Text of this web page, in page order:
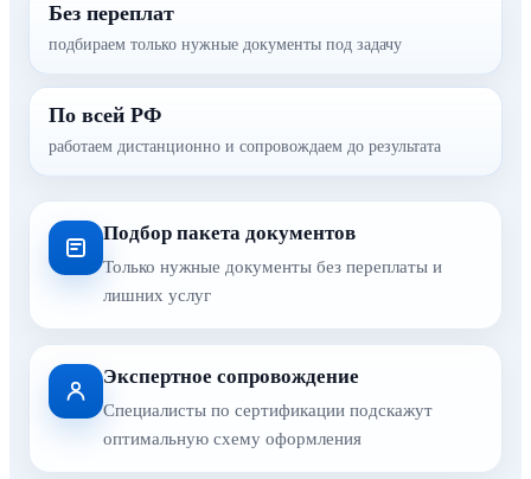
Без переплат
подбираем только нужные документы под задачу
По всей РФ
работаем дистанционно и сопровождаем до результата
Подбор пакета документов
Только нужные документы без переплаты и
лишних услуг
Экспертное сопровождение
Специалисты по сертификации подскажут
оптимальную схему оформления